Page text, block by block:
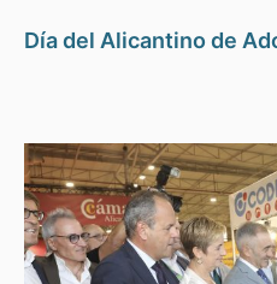
Día del Alicantino de